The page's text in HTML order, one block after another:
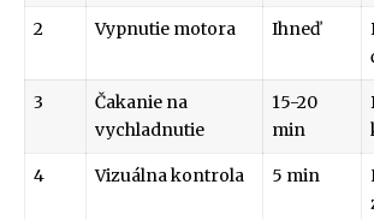
2 Vypnutie motora Ihneď
3
Čakanie na
vychladnutie
15-20
min
4 Vizuálna kontrola 5 min